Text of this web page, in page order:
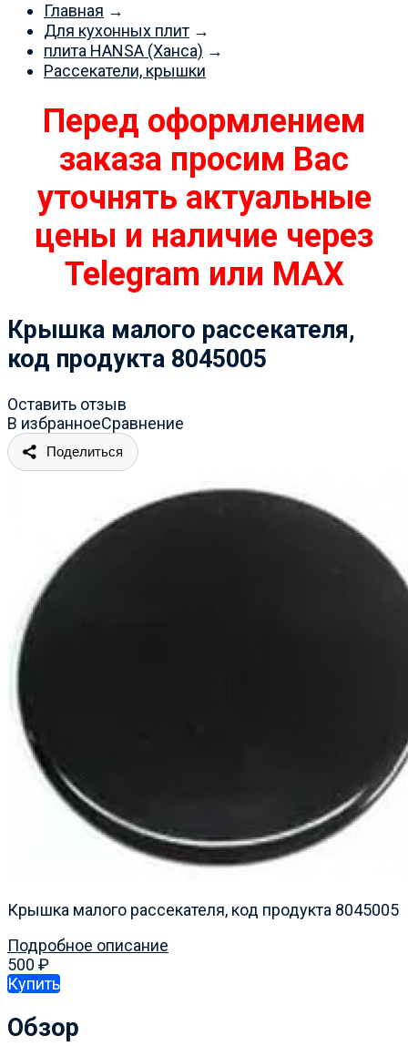
Главная →
Для кухонных плит →
плита HANSA (Ханса) →
Рассекатели, крышки
Перед оформлением
заказа просим Вас
уточнять актуальные
цены и наличие через
Telegram или MAX
Крышка малого рассекателя,
код продукта 8045005
Оставить отзыв
В избранноеСравнение
Поделиться
Крышка малого рассекателя, код продукта 8045005
Подробное описание
500 ₽
Купить
Обзор